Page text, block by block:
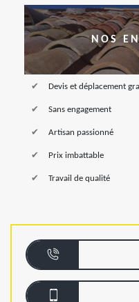
NOS
Devis et déplacement
Sans engagement
Artisan passionné
Prix imbattable
Travail de qualité